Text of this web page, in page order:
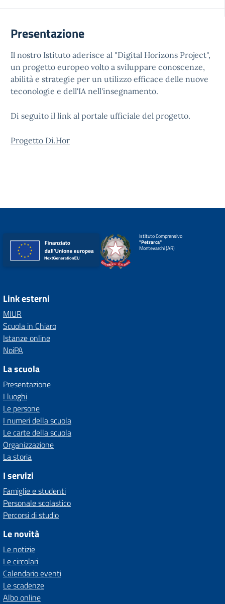
Presentazione
Il nostro Istituto aderisce al "Digital Horizons Project",
un progetto europeo volto a sviluppare conoscenze,
abilità e strategie per un utilizzo efficace delle nuove
teconologie e dell'IA nell'insegnamento.
Di seguito il link al portale ufficiale del progetto.
Progetto Di.Hor
Istituto Comprensivo
"Petrarca"
Montevarchi (AR)
Link esterni
MIUR
Scuola in Chiaro
Istanze online
NoiPA
La scuola
Presentazione
I luoghi
Le persone
I numeri della scuola
Le carte della scuola
Organizzazione
La storia
I servizi
Famiglie e studenti
Personale scolastico
Percorsi di studio
Le novità
Le notizie
Le circolari
Calendario eventi
Le scadenze
Albo online